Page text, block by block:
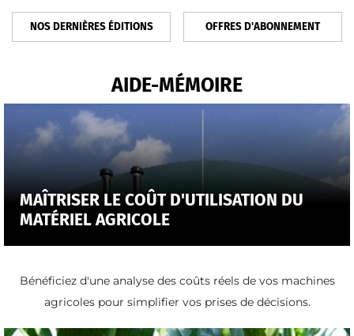
NOS DERNIÈRES ÉDITIONS OFFRES D'ABONNEMENT
AIDE-MÉMOIRE
MAÎTRISER LE COÛT D'UTILISATION DU
MATÉRIEL AGRICOLE
Bénéficiez d'une analyse des coûts réels de vos machines
agricoles pour simplifier vos prises de décisions.